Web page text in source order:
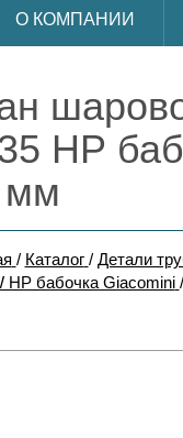
О КОМПАНИИ
НР
мм
/ Каталог / Детали
НР бабочка Giacomini /